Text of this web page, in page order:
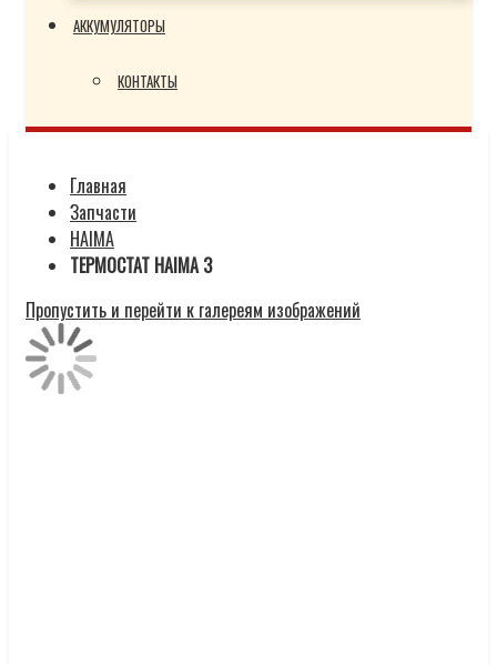
АККУМУЛЯТОРЫ
КОНТАКТЫ
Главная
Запчасти
HAIMA
ТЕРМОСТАТ HAIMA 3
Пропустить и перейти к галереям изображений